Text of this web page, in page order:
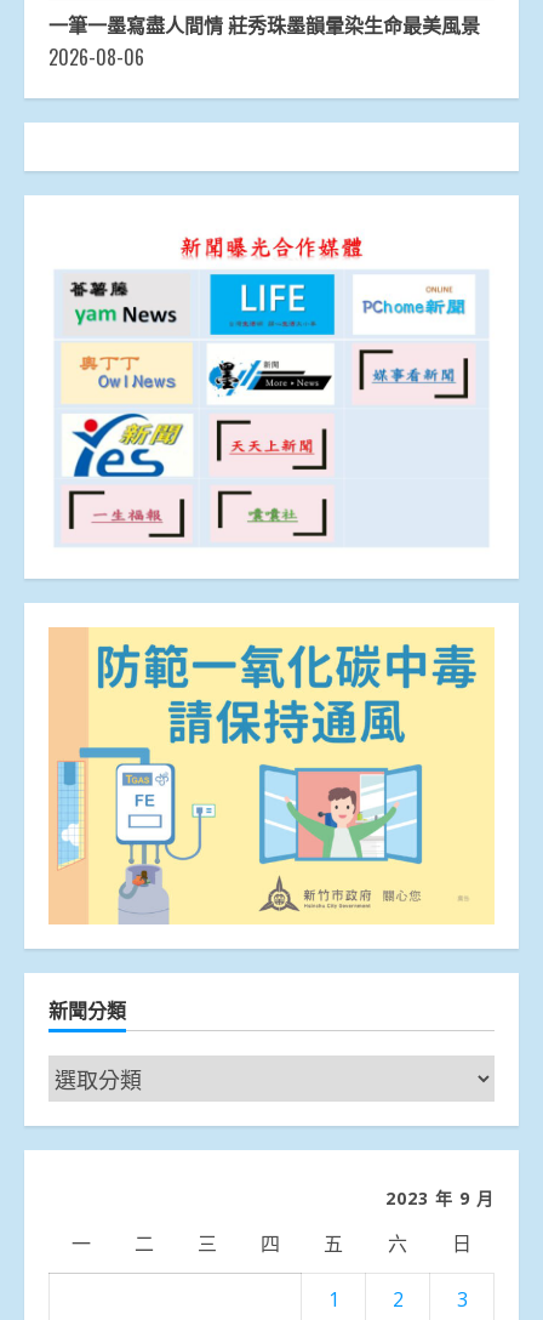
一筆一墨寫盡人間情 莊秀珠墨韻暈染生命最美風景
2026-08-06
新聞分類
新
聞
分
2023 年 9 月
一 二 三 四 五 六 日
1 2 3